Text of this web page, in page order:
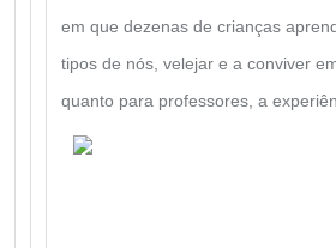
em que dezenas de crianças
tipos de nós, velejar e a conviver
quanto para professores, a